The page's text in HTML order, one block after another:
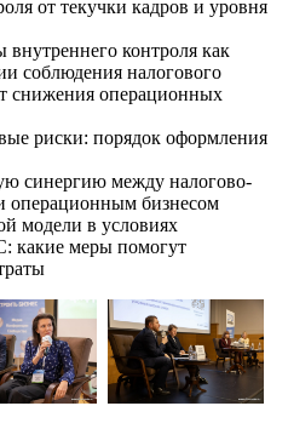
от текучки кадров и уровня
контроля как
соблюдения налогового
снижения операционных
риски: порядок оформления
синергию между налогово-
операционным бизнесом
модели в условиях
какие меры помогут